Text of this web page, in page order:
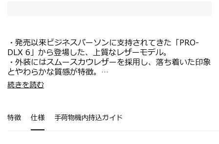
・発売以来ビジネスパーソンに支持されてきた「PRO-
DLX 6」から登場した、上質なレザーモデル。
・外装にはスムースカウレザーを採用し、落ち着いた印象
とやわらかな質感が特徴。
・内装にはオーガナイザーポケットやRFIDシールドポケ
ットを備え、機能性を高めています。
い心地を実現。
・コンパクトなサイズながら、14.1インチPCと10.5イン
チタブレットに対応する専用コンパートメントを装備。
バックポケットを備えた実用的な構成。
・フロントポケットには複数のスロットを配置し、ガジェ
ット類の整理がしやすい設計。
続きを読む
特徴 仕様 手荷物機内持込ガイド